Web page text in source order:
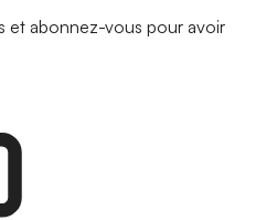
et abonnez-vous pour avoir